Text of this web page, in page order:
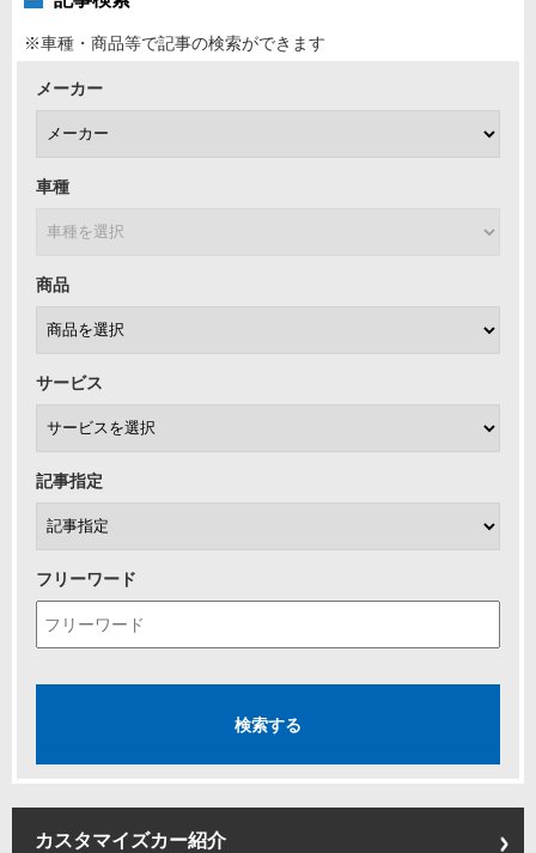
※車種・商品等で記事の検索ができます
メーカー
車種
商品
サービス
記事指定
フリーワード
カスタマイズカー紹介